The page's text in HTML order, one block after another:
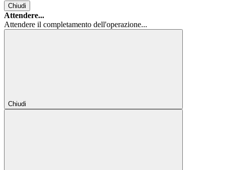
Chiudi
Attendere...
Attendere il completamento dell'operazione...
Chiudi